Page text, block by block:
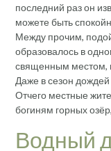
последний раз он
можете быть
Между прочим,
образовалось в
священным местом,
Даже в сезон
Отчего местные
богиням горных
Водный